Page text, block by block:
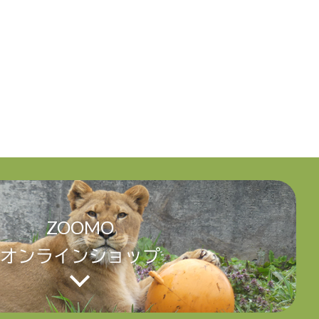
ZOOMO
オンラインショップ